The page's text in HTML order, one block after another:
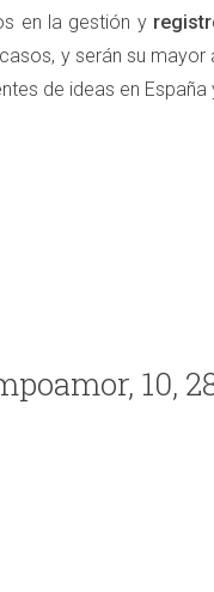
en la gestión y
y serán su mayor
de ideas en España
10,